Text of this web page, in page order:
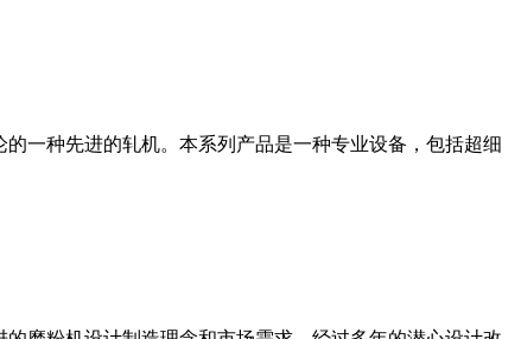
一种先进的轧机。本系列产品是一种专业设备，包括超细